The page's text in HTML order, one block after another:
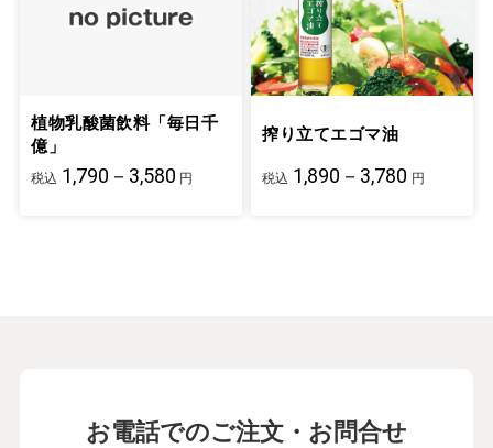
植物乳酸菌飲料「毎日千
億」
税込 1,790－3,580 円
搾り立てエゴマ油
税込 1,890－3,780 円
お電話でのご注文・お問合せ